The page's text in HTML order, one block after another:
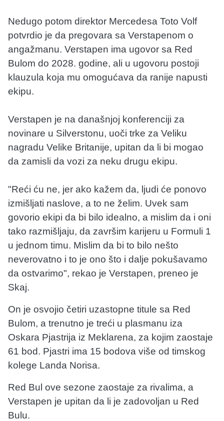
Nedugo potom direktor Mercedesa Toto Volf
potvrdio je da pregovara sa Verstapenom o
angažmanu. Verstapen ima ugovor sa Red
Bulom do 2028. godine, ali u ugovoru postoji
klauzula koja mu omogućava da ranije napusti
ekipu.
Verstapen je na današnjoj konferenciji za
novinare u Silverstonu, uoči trke za Veliku
nagradu Velike Britanije, upitan da li bi mogao
da zamisli da vozi za neku drugu ekipu.
"Reći ću ne, jer ako kažem da, ljudi će ponovo
izmišljati naslove, a to ne želim. Uvek sam
govorio ekipi da bi bilo idealno, a mislim da i oni
tako razmišljaju, da završim karijeru u Formuli 1
u jednom timu. Mislim da bi to bilo nešto
neverovatno i to je ono što i dalje pokušavamo
da ostvarimo", rekao je Verstapen, preneo je
Skaj.
On je osvojio četiri uzastopne titule sa Red
Bulom, a trenutno je treći u plasmanu iza
Oskara Pjastrija iz Meklarena, za kojim zaostaje
61 bod. Pjastri ima 15 bodova više od timskog
kolege Landa Norisa.
Red Bul ove sezone zaostaje za rivalima, a
Verstapen je upitan da li je zadovoljan u Red
Bulu.